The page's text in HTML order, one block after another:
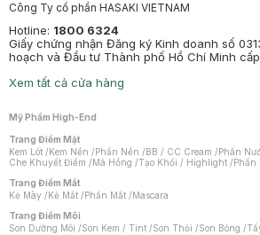
Công Ty cổ phần HASAKI VIETNAM
Hotline: 1800 6324
Giấy chứng nhận Đăng ký Kinh doanh số
hoạch và Đầu tư Thành phố Hồ Chí Minh cấp
Xem tất cả cửa hàng
Mỹ Phẩm High-End
Trang Điểm Mặt
Kem Lót /Kem Nền /Phấn Nền /BB / CC Cream /Phấn
Che Khuyết Điểm /Má Hồng /Tạo Khối / Highlight /Phấn
Trang Điểm Mắt
Kẻ Mày /Kẻ Mắt /Phấn Mắt /Mascara
Trang Điểm Môi
Son Dưỡng Môi /Son Kem / Tint /Son Thỏi /Son Bóng /